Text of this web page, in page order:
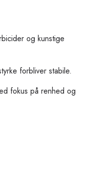
og kunstige
forbliver stabile.
fokus på renhed og